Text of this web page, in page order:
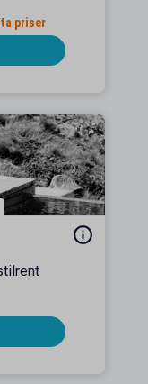
priser